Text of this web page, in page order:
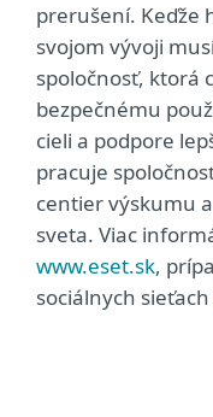
prerušení. Keďže
svojom vývoji
spoločnosť, ktorá
bezpečnému
cieli a podpore
pracuje
centier výskumu
sveta. Viac
www.eset.sk,
sociálnych sieťach